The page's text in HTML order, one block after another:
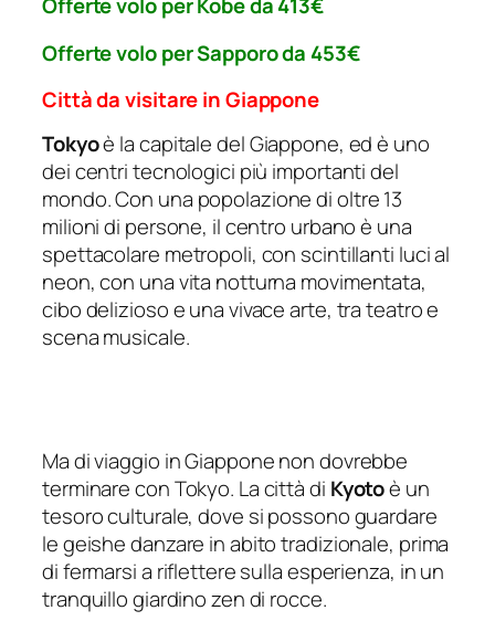
Offerte volo per Sapporo da 453€
Città da visitare in Giappone
Tokyoè la capitale del Giappone, ed è uno
dei centri tecnologici più importanti del
mondo. Con una popolazione di oltre 13
milioni di persone, il centro urbano è una
spettacolare metropoli, con scintillanti luci al
neon, con una vita notturna movimentata,
cibo delizioso e una vivace arte, tra teatro e
scena musicale.
Ma di viaggio in Giappone non dovrebbe
terminare con Tokyo. La città di Kyotoè un
tesoro culturale, dove si possono guardare
le geishe danzare in abito tradizionale, prima
di fermarsi a riflettere sulla esperienza, in un
tranquillo giardino zen di rocce.